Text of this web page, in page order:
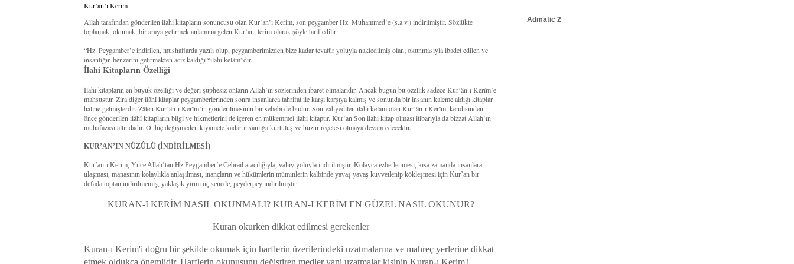
Kur’an’ı Kerim
Allah tarafından gönderilen ilahi kitapların sonuncusu olan Kur’an’ı Kerim, son peygamber Hz. Muhammed’e (s.a.v.) indirilmiştir. Sözlükte
toplamak, okumak, bir araya getirmek anlamına gelen Kur’an, terim olarak şöyle tarif edilir:
“Hz. Peygamber’e indirilen, mushaflarda yazılı olup, peygamberimizden bize kadar tevatür yoluyla nakledilmiş olan; okunmasıyla ibadet edilen ve
insanlığın benzerini getirmekten aciz kaldığı “ilahi kelâm”dır.
İlahi Kitapların Özelliği
İlahi kitapların en büyük özelliği ve değeri şüphesiz onların Allah’ın sözlerinden ibaret olmalarıdır. Ancak bugün bu özellik sadece Kur’ân-ı Kerîm’e
mahsustur. Zira diğer ilâhî kitaplar peygamberlerinden sonra insanlarca tahrifat ile karşı karşıya kalmış ve sonunda bir insanın kaleme aldığı kitaplar
haline gelmişlerdir. Zâten Kur’ân-ı Kerîm’in gönderilmesinin bir sebebi de budur. Son vahyedilen ilahi kelam olan Kur’ân-ı Kerîm, kendisinden
önce gönderilen ilâhî kitapların bilgi ve hikmetlerini de içeren en mükemmel ilahi kitaptır. Kur’an Son ilahi kitap olması itibarıyla da bizzat Allah’ın
muhafazası altındadır. O, hiç değişmeden kıyamete kadar insanlığa kurtuluş ve huzur reçetesi olmaya devam edecektir.
KUR’AN’IN NÜZÛLÜ (İNDİRİLMESİ)
Kur’an-ı Kerim, Yüce Allah’tan Hz.Peygamber’e Cebrail aracılığıyla, vahiy yoluyla indirilmiştir. Kolayca ezberlenmesi, kısa zamanda insanlara
ulaşması, manasının kolaylıkla anlaşılması, inançların ve hükümlerin müminlerin kalbinde yavaş yavaş kuvvetlenip kökleşmesi için Kur’an bir
defada toptan indirilmemiş, yaklaşık yirmi üç senede, peyderpey indirilmiştir.
KURAN-I KERİM NASIL OKUNMALI? KURAN-I KERİM EN GÜZEL NASIL OKUNUR?
Kuran okurken dikkat edilmesi gerekenler
Kuran-ı Kerim'i doğru bir şekilde okumak için harflerin üzerilerindeki uzatmalarına ve mahreç yerlerine dikkat
etmek oldukça önemlidir. Harflerin okunuşunu değiştiren medler yani uzatmalar kişinin Kuran-ı Kerim'i
Admatic 2